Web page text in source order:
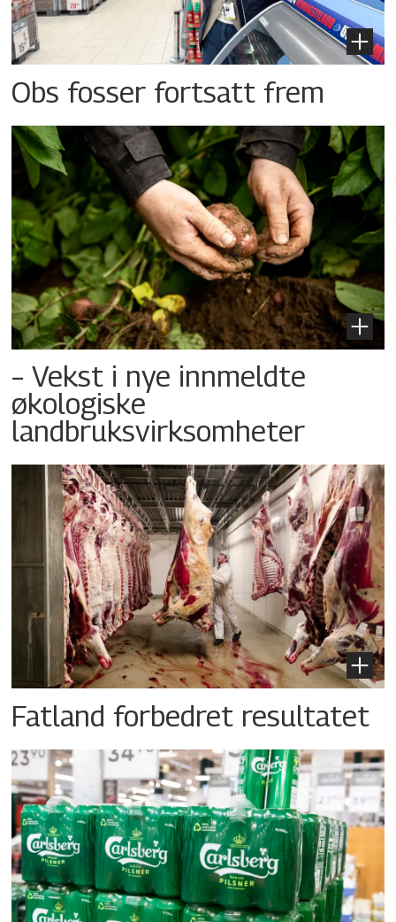
Obs fosser fortsatt frem
– Vekst i nye innmeldte
økologiske
landbruksvirksomheter
Fatland forbedret resultatet